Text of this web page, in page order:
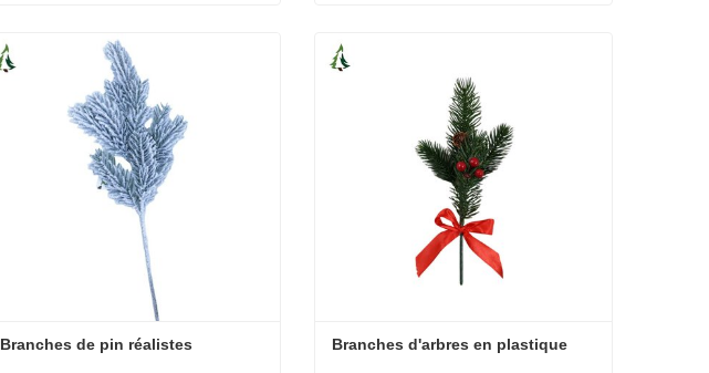
Contacter maintenant Contacter maintenant
Branches de pin réalistes Branches d'arbres en plastique